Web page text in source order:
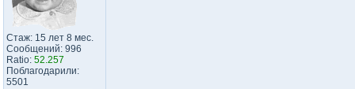
Стаж: 15 лет 8 мес.
Сообщений: 996
Ratio: 52.257
Поблагодарили:
5501